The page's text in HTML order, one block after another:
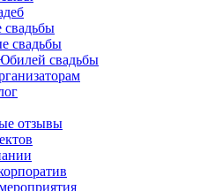
свадьбы
свадьбы
свадьбы
отзывы